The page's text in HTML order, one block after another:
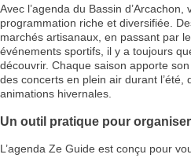
Avec l’agenda du Bassin
programmation riche et diversifiée.
marchés artisanaux, en passant par
événements sportifs, il y a toujours
découvrir. Chaque saison apporte son
des concerts en plein air durant
animations hivernales.
Un outil pratique pour
L’agenda Ze Guide est conçu pour